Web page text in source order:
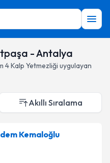
- Antalya
4Kalp Yetmezliği uygulayan
Akıllı Sıralama
Kemaloğlu